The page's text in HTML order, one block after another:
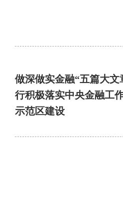
做深做实金融“五篇大
行积极落实中央金融工
示范区建设